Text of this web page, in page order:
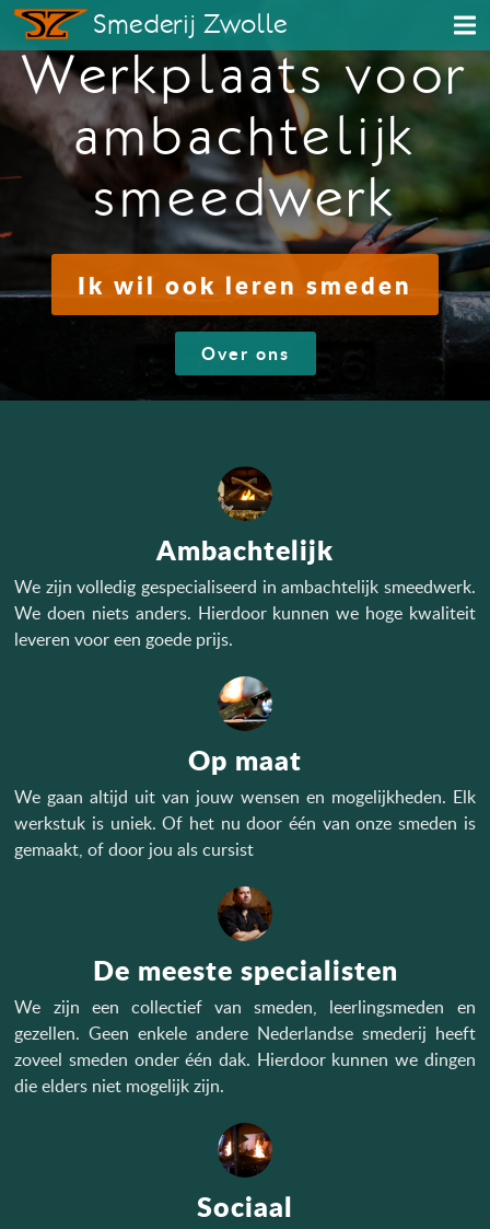
Smederij Zwolle
Werkplaats voor
ambachtelijk
smeedwerk
Ik wil ook leren smeden
Over ons
Ambachtelijk
We zijn volledig gespecialiseerd in ambachtelijk smeedwerk.
We doen niets anders. Hierdoor kunnen we hoge kwaliteit
leveren voor een goede prijs.
Op maat
We gaan altijd uit van jouw wensen en mogelijkheden. Elk
werkstuk is uniek. Of het nu door één van onze smeden is
gemaakt, of door jou als cursist
De meeste specialisten
We zijn een collectief van smeden, leerlingsmeden en
gezellen. Geen enkele andere Nederlandse smederij heeft
zoveel smeden onder één dak. Hierdoor kunnen we dingen
die elders niet mogelijk zijn.
Sociaal